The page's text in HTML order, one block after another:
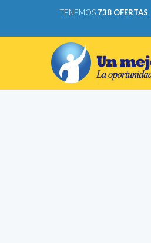
TENEMOS 738 OFERTAS